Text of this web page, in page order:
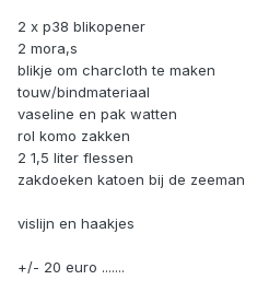
2 x p38 blikopener
2 mora,s
blikje om charcloth te maken
touw/bindmateriaal
vaseline en pak watten
rol komo zakken
2 1,5 liter flessen
zakdoeken katoen bij de zeeman
vislijn en haakjes
+/- 20 euro .......